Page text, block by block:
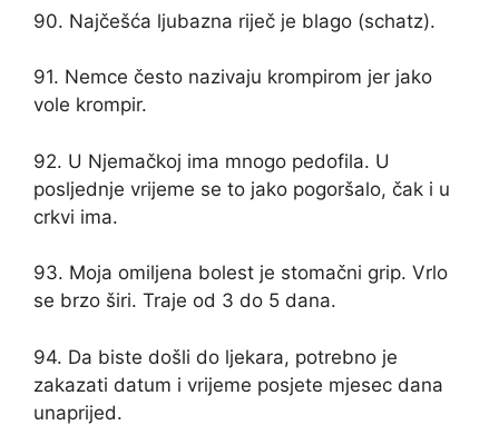
90. Najčešća ljubazna riječ je blago (schatz).
91. Nemce često nazivaju krompirom jer jako
vole krompir.
92. U Njemačkoj ima mnogo pedofila. U
posljednje vrijeme se to jako pogoršalo, čak i u
crkvi ima.
93. Moja omiljena bolest je stomačni grip. Vrlo
se brzo širi. Traje od 3 do 5 dana.
94. Da biste došli do ljekara, potrebno je
zakazati datum i vrijeme posjete mjesec dana
unaprijed.